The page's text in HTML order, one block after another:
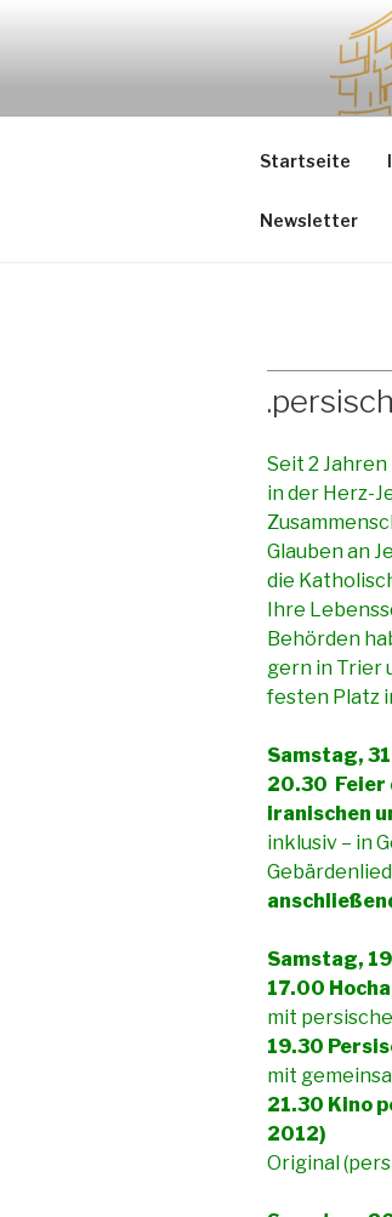
.sredna –
Startseite
Newsletter
.persisch
Seit 2
in der Herz-
Glauben an
die
Ihre
Behörden
gern in Trier
festen Platz
Samstag,
20.30 Feier
iranischen
inklusiv – in
Samstag,
17.00
mit
19.30
mit
21.30 Kino
2012)
Original